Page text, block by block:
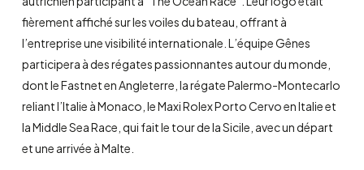
fièrement affiché sur les voiles du bateau, offrant à
l’entreprise une visibilité internationale. L’équipe Gênes
participera à des régates passionnantes autour du monde,
dont le Fastnet en Angleterre, la régate Palermo-Montecarlo
reliant l’Italie à Monaco, le Maxi Rolex Porto Cervo en Italie et
la Middle Sea Race, qui fait le tour de la Sicile, avec un départ
et une arrivée à Malte.